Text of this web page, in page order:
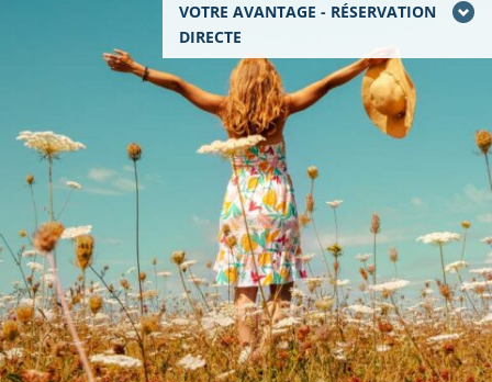
VOTRE AVANTAGE - RÉSERVATION
DIRECTE